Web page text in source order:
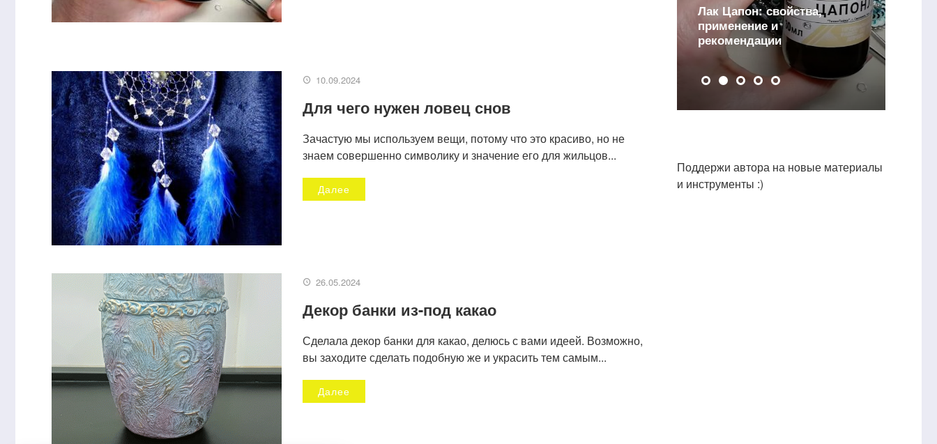
10.09.2024
Для чего нужен ловец снов
Зачастую мы используем вещи, потому что это красиво, но не
знаем совершенно символику и значение его для жильцов...
Далее
26.05.2024
Декор банки из-под какао
Сделала декор банки для какао, делюсь с вами идеей. Возможно,
вы заходите сделать подобную же и украсить тем самым...
Далее
Лак Цапон: свойства,
применение и
рекомендации
Поддержи автора на новые материалы
и инструменты :)